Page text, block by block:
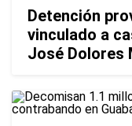
Detención
vinculado a
José Dolores